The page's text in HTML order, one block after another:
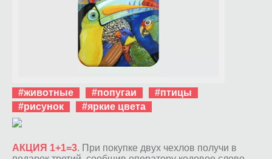
#животные #попугаи
#птицы
#рисунок
#яркие цвета
АКЦИЯ 1+1=3. При покупке двух чехлов получи в